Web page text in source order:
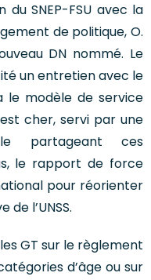
SNEP-FSU avec la
de politique, O.
DN nommé. Le
un entretien avec le
le modèle de service
cher, servi par une
partageant ces
le rapport de force
pour réorienter
l’UNSS.
GT sur le règlement
d’âge ou sur